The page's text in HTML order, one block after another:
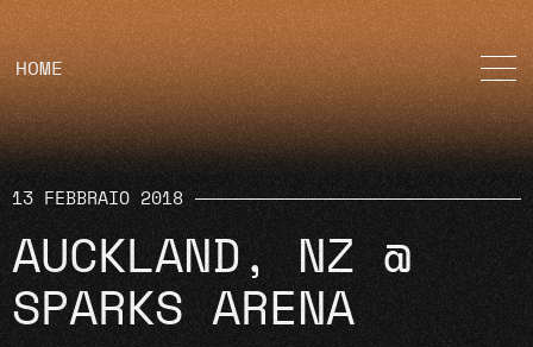
HOME
13 FEBBRAIO 2018
AUCKLAND, NZ @
SPARKS ARENA